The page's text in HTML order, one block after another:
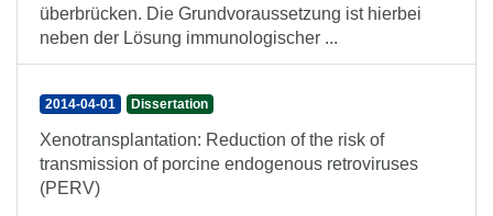
überbrücken. Die Grundvoraussetzung ist hierbei
neben der Lösung immunologischer ...
2014-04-01 Dissertation
Xenotransplantation: Reduction of the risk of
transmission of porcine endogenous retroviruses
(PERV)